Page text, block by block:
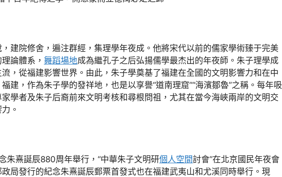
建院修舍，遍注群經，集理學年夜成。他將宋代以前的儒家學術臻于完美
論體系， 舞蹈場地成為繼孔子之后弘揚儒學最杰出的年夜師。朱子理學成
，從福建影響世界。由此，朱子學奠基了福建在全國的文明影響力和在中
建，作為朱子學的發祥地，也是以享譽“道南理窟”“海濱鄒魯”之稱。每年吸
家學者及朱子后裔前來文明考核和尋根問祖，尤其在當今海峽兩岸的文明交
。
朱熹誕辰880周年舉行，“中華朱子文明研個人空間討會”在北京國民年夜會
局發行的紀念朱熹誕辰郵票首發式也在福建武夷山和尤溪同時舉行。現